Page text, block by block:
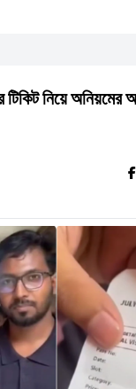
টিকিট নিয়ে অনিয়মের